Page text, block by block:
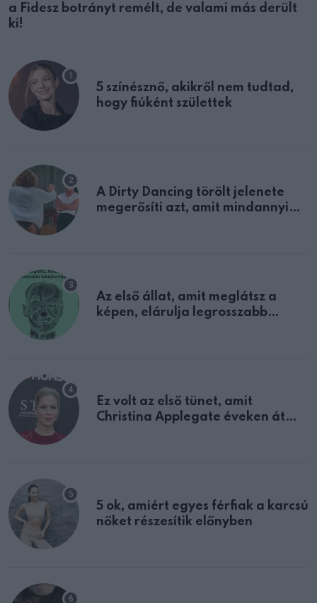
a Fidesz botrányt remélt, de valami más derült
ki!
5 színésznő, akikről nem tudtad,
hogy fiúként születtek
A Dirty Dancing törölt jelenete
megerősíti azt, amit mindannyian
Az első állat, amit meglátsz a
képen, elárulja legrosszabb
Ez volt az első tünet, amit
Christina Applegate éveken át
5 ok, amiért egyes férfiak a karcsú
nőket részesítik előnyben